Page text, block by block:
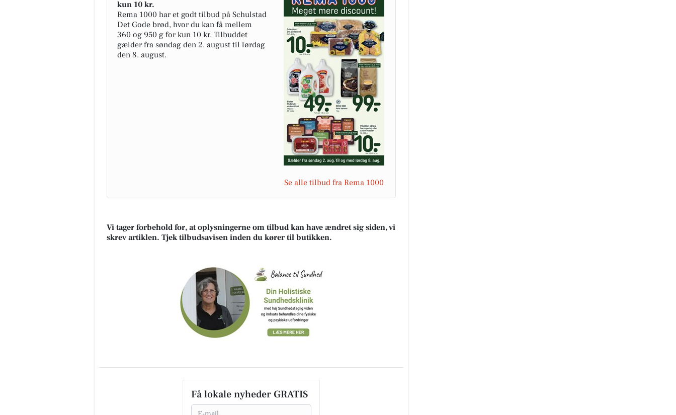
kun 10 kr.
Rema 1000 har et godt tilbud på Schulstad
Det Gode brød, hvor du kan få mellem
360 og 950 g for kun 10 kr. Tilbuddet
gælder fra søndag den 2. august til lørdag
den 8. august.
Se alle tilbud fra Rema 1000
Vi tager forbehold for, at oplysningerne om tilbud kan have ændret sig siden, vi
skrev artiklen. Tjek tilbudsavisen inden du kører til butikken.
Få lokale nyheder GRATIS
Email